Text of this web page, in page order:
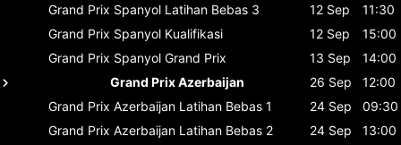
Grand Prix Spanyol Latihan Bebas 3 12 Sep
11:30
Grand Prix Spanyol Kualifikasi 12 Sep
15:00
Grand Prix Spanyol Grand Prix 13 Sep
14:00
Grand Prix Azerbaijan
26 Sep
12:00
Grand Prix Azerbaijan Latihan Bebas 1 24 Sep
09:30
Grand Prix Azerbaijan Latihan Bebas 2 24 Sep
13:00